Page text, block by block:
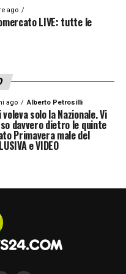
TOP NEWS
ago
LIVE: tutte le
ago Alberto Petrosilli
solo la Nazionale. Vi
davvero dietro le quinte
Primavera male del
e VIDEO